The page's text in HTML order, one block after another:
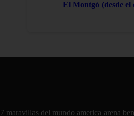
El Montgó (desde
7 maravillas del mundo america arena